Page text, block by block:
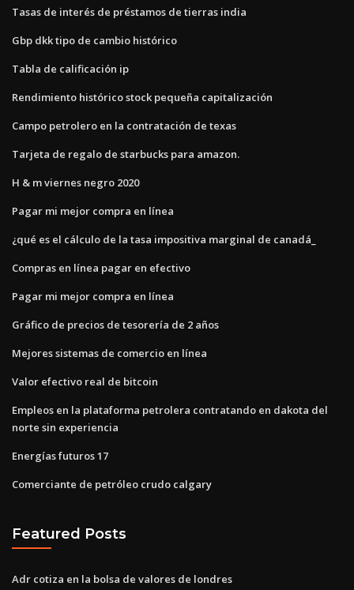
Tasas de interés de préstamos de tierras india
Gbp dkk tipo de cambio histórico
Tabla de calificación ip
Rendimiento histórico stock pequeña capitalización
Campo petrolero en la contratación de texas
Tarjeta de regalo de starbucks para amazon.
H & m viernes negro 2020
Pagar mi mejor compra en línea
¿qué es el cálculo de la tasa impositiva marginal de canadá_
Compras en línea pagar en efectivo
Pagar mi mejor compra en línea
Gráfico de precios de tesorería de 2 años
Mejores sistemas de comercio en línea
Valor efectivo real de bitcoin
Empleos en la plataforma petrolera contratando en dakota del
norte sin experiencia
Energías futuros 17
Comerciante de petróleo crudo calgary
Featured Posts
Adr cotiza en la bolsa de valores de londres